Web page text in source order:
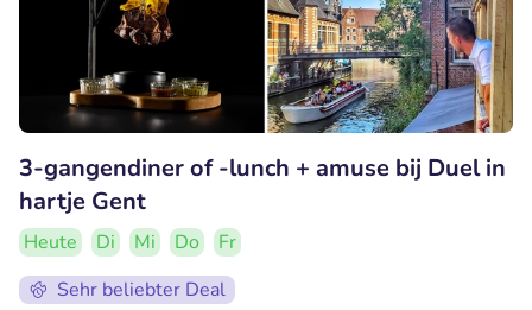
3-gangendiner of -lunch + amuse bij Duel in
hartje Gent
Heute Di Mi Do
Fr
Sehr beliebter Deal